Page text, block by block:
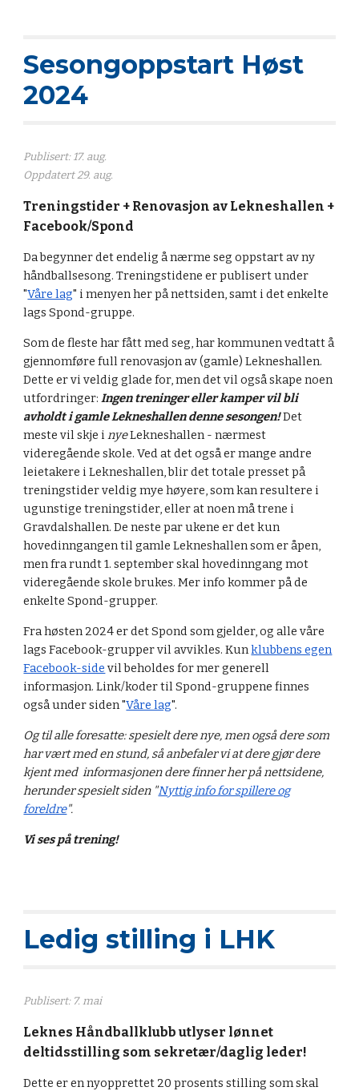
Sesongoppstart Høst
2024
Publisert: 17. aug.
Oppdatert 29. aug.
Treningstider + Renovasjon av Lekneshallen +
Facebook/Spond
Da begynner det endelig å nærme seg oppstart av ny
håndballsesong. Treningstidene er publisert under
"Våre lag" i menyen her på nettsiden, samt i det enkelte
lags Spond-gruppe.
Som de fleste har fått med seg, har kommunen vedtatt å
gjennomføre full renovasjon av (gamle) Lekneshallen.
Dette er vi veldig glade for, men det vil også skape noen
utfordringer:Ingen treninger eller kamper vil bli
avholdt i gamle Lekneshallen denne sesongen!Det
meste vil skje inyeLekneshallen - nærmest
videregående skole. Ved at det også er mange andre
leietakere i Lekneshallen, blir det totale presset på
treningstider veldig mye høyere, som kan resultere i
ugunstige treningstider, eller at noen må trene i
Gravdalshallen. De neste par ukene er det kun
hovedinngangen til gamle Lekneshallen som er åpen,
men fra rundt 1. september skal hovedinngang mot
videregående skole brukes. Mer info kommer på de
enkelte Spond-grupper.
Fra høsten 2024 er det Spond som gjelder, og alle våre
lags Facebook-grupper vil avvikles. Kunklubbens egen
Facebook-side vil beholdes for mer generell
informasjon. Link/koder til Spond-gruppene finnes
også under siden "Våre lag".
Og til alle foresatte: spesielt dere nye, men også dere som
har vært med en stund, så anbefaler vi at dere gjør dere
kjent med informasjonen dere finner her på nettsidene,
herunder spesielt siden "Nyttig info for spillere og
foreldre".
Vi ses på trening!
Ledig stilling i LHK
Publisert: 7. mai
Leknes Håndballklubb utlyser lønnet
deltidsstilling som sekretær/daglig leder!
Dette er en nyopprettet 20 prosents stilling som skal